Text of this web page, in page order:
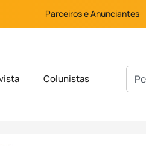
Parceiros e Anunciantes
Colunistas